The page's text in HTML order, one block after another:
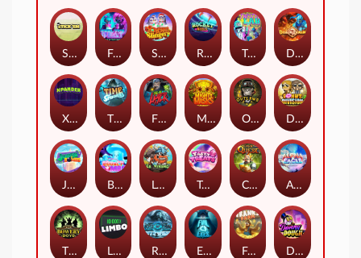
Stick'em Feel The Beat Snow Slingers Rocket Reels Twisted Lab Dragon’s Domain
Xpander Time Spinners Fire My Laser Mighty Masks Outlasw Inc Donut Division
Joker Bombs BOUNCY BOMBS Le Viking Tasty Treats Cash Quest Alpha Eagle
The Bowery Boys Limbo Rise of Ymir Evil Eyes Frank's Farm DONNY DOUGH